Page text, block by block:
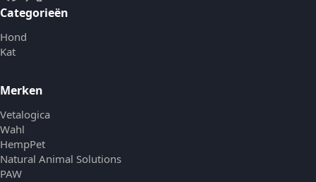
Categorieën
Hond
Kat
Merken
Vetalogica
Wahl
HempPet
Natural Animal Solutions
PAW